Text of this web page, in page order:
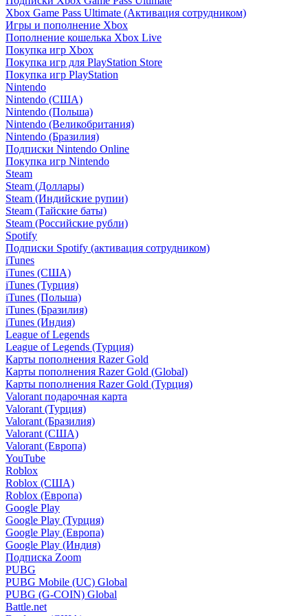
Xbox Game Pass Ultimate (Активация сотрудником)
Игры и пополнение Xbox
Пополнение кошелька Xbox Live
Покупка игр Xbox
Покупка игр для PlayStation Store
Покупка игр PlayStation
Nintendo
Nintendo (США)
Nintendo (Польша)
Nintendo (Великобритания)
Nintendo (Бразилия)
Подписки Nintendo Online
Покупка игр Nintendo
Steam
Steam (Доллары)
Steam (Индийские рупии)
Steam (Тайские баты)
Steam (Российские рубли)
Spotify
Подписки Spotify (активация сотрудником)
iTunes
iTunes (США)
iTunes (Турция)
iTunes (Польша)
iTunes (Бразилия)
iTunes (Индия)
League of Legends
League of Legends (Турция)
Карты пополнения Razer Gold
Карты пополнения Razer Gold (Global)
Карты пополнения Razer Gold (Турция)
Valorant подарочная карта
Valorant (Турция)
Valorant (Бразилия)
Valorant (США)
Valorant (Европа)
YouTube
Roblox
Roblox (США)
Roblox (Европа)
Google Play
Google Play (Турция)
Google Play (Европа)
Google Play (Индия)
Подписка Zoom
PUBG
PUBG Mobile (UC) Global
PUBG (G-COIN) Global
Battle.net